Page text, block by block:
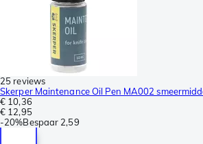
25 reviews
Skerper Maintenance Oil Pen MA002
€ 10,36
€ 12,95
-20%Bespaar 2,59